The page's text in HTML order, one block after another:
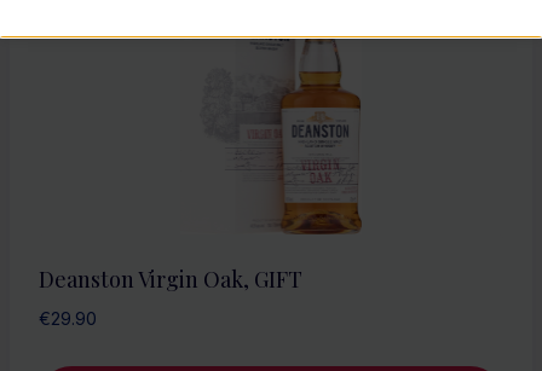
Deanston Virgin Oak, GIFT
€29.90